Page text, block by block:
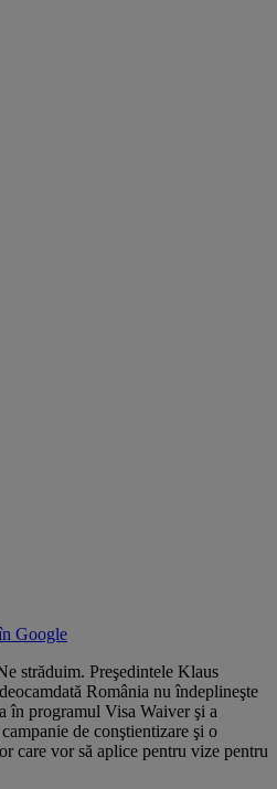
Google
străduim. Preşedintele Klaus
România nu îndeplineşte
în programul Visa Waiver şi a
de conştientizare şi o
care vor să aplice pentru vize pentru